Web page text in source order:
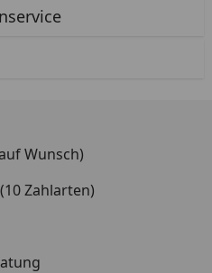
Wunsch)
Zahlarten)